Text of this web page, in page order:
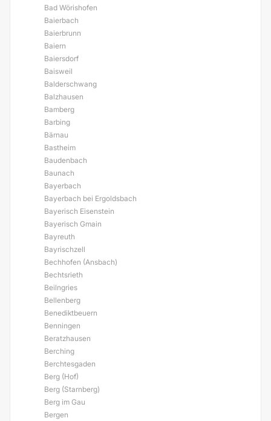
Bad Wörishofen
Baierbach
Baierbrunn
Baiern
Baiersdorf
Baisweil
Balderschwang
Balzhausen
Bamberg
Barbing
Bärnau
Bastheim
Baudenbach
Baunach
Bayerbach
Bayerbach bei Ergoldsbach
Bayerisch Eisenstein
Bayerisch Gmain
Bayreuth
Bayrischzell
Bechhofen (Ansbach)
Bechtsrieth
Beilngries
Bellenberg
Benediktbeuern
Benningen
Beratzhausen
Berching
Berchtesgaden
Berg (Hof)
Berg (Starnberg)
Berg im Gau
Bergen